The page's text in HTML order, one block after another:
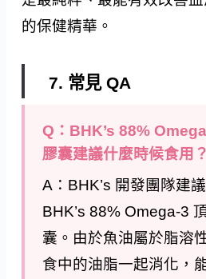
的保健精華。
7. 常見 QA
Q：BHK’s 88%
膠囊建議什麼時候食用？
A：BHK’s 開發團隊建
BHK’s 88% Omega-3
囊。由於魚油屬於脂溶
食中的油脂一起消化，